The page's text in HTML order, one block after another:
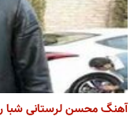
آهنگ محسن لرستانی شبا